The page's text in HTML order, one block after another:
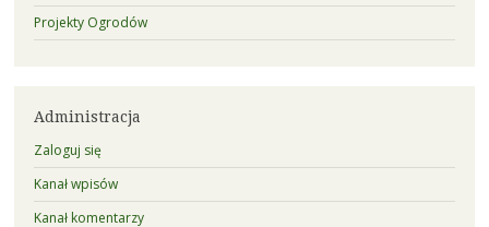
Projekty Ogrodów
Administracja
Zaloguj się
Kanał wpisów
Kanał komentarzy